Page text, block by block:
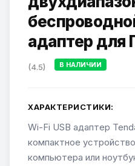
адаптер для
(4.5) В НАЛИЧИИ
ХАРАКТЕРИСТИКИ:
Wi-Fi USB адаптер
компактное
компьютера или